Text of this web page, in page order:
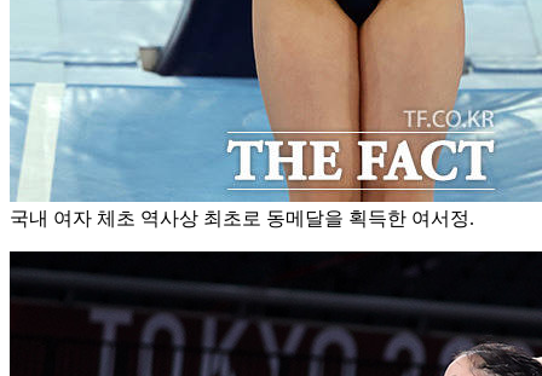
국내 여자 체초 역사상 최초로 동메달을 획득한 여서정.